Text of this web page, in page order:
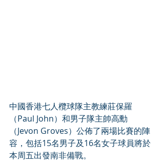
中國香港七人欖球隊主教練莊保羅
（Paul John）和男子隊主帥高勳
（Jevon Groves）公佈了兩場比賽的陣
容，包括15名男子及16名女子球員將於
本周五出發南非備戰。